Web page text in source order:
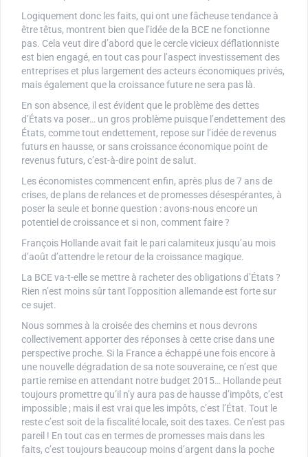
Logiquement donc les faits, qui ont une fâcheuse tendance à
être têtus, montrent bien que l’idée de la BCE ne fonctionne
pas. Cela veut dire d’abord que le cercle vicieux déflationniste
est bien engagé, en tout cas pour l’aspect investissement des
entreprises et plus largement des acteurs économiques privés,
mais également que la croissance future ne sera pas là.
En son absence, il est évident que le problème des dettes
d’États va poser… un gros problème puisque l’endettement des
États, comme tout endettement, repose sur l’idée de revenus
futurs en hausse, or sans croissance économique point de
revenus futurs, c’est-à-dire point de salut.
Les économistes commencent enfin, après plus de 7 ans de
crises, de plans de relances et de promesses désespérantes, à
poser la seule et bonne question : avons-nous encore un
potentiel de croissance et si non, comment faire ?
François Hollande avait fait le pari calamiteux jusqu’au mois
d’août d’attendre le retour de la croissance magique.
La BCE va-t-elle se mettre à racheter des obligations d’États ?
Rien n’est moins sûr tant l’opposition allemande est forte sur
ce sujet.
Nous sommes à la croisée des chemins et nous devrons
collectivement apporter des réponses à cette crise dans une
perspective proche. Si la France a échappé une fois encore à
une nouvelle dégradation de sa note souveraine, ce n’est que
partie remise en attendant notre budget 2015… Hollande peut
toujours promettre qu’il n’y aura pas de hausse d’impôts, c’est
impossible ; mais il est vrai que les impôts, c’est l’État. Tout le
reste c’est soit de la fiscalité locale, soit des taxes. Ce n’est pas
pareil ! En tout cas en termes de promesses mais dans les
faits, c’est toujours beaucoup moins d’argent dans la poche